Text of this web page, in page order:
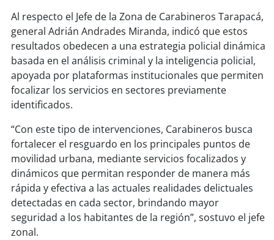
soytalcahuano
soyconcepción
soycoronel
soyarauco
soytemuco
soyvaldivia
soyosorno
soy
Al respecto el Jefe de la Zona de Carabineros Tarapacá,
general Adrián Andrades Miranda, indicó que estos
resultados obedecen a una estrategia policial dinámica
basada en el análisis criminal y la inteligencia policial,
apoyada por plataformas institucionales que permiten
focalizar los servicios en sectores previamente
identificados.
“Con este tipo de intervenciones, Carabineros busca
fortalecer el resguardo en los principales puntos de
movilidad urbana, mediante servicios focalizados y
dinámicos que permitan responder de manera más
rápida y efectiva a las actuales realidades delictuales
detectadas en cada sector, brindando mayor
seguridad a los habitantes de la región”, sostuvo el jefe
zonal.